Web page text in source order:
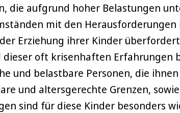
die aufgrund hoher Belastungen
mit den
Erziehung ihrer Kinder
dieser oft krisenhaften Erfahrungen
und belastbare Personen, die
und altersgerechte Grenzen,
sind für diese Kinder besonders